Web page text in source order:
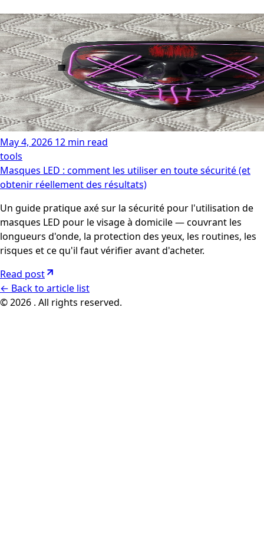
May 4, 2026 12 min read
tools
Masques LED : comment les utiliser en toute sécurité (et
obtenir réellement des résultats)
Un guide pratique axé sur la sécurité pour l'utilisation de
masques LED pour le visage à domicile — couvrant les
longueurs d'onde, la protection des yeux, les routines, les
risques et ce qu'il faut vérifier avant d'acheter.
Read post
← Back to article list
© 2026 . All rights reserved.